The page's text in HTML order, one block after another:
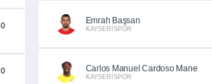
Emrah Başsan
KAYSERİSPOR
Carlos Manuel Cardoso Mane
KAYSERİSPOR